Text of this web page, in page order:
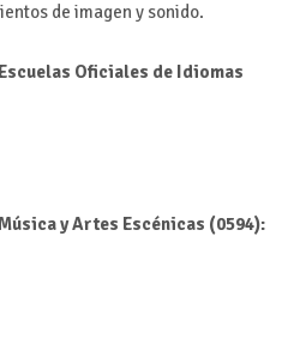
de imagen y sonido.
Oficiales de Idiomas
y Artes Escénicas (0594):